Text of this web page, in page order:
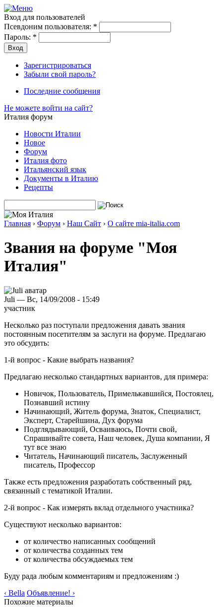
Вход для пользователей
Псевдоним пользователя: *
Пароль: *
Зарегистрироваться
Забыли свой пароль?
Последние сообщения
Не можете войти на сайт?
Италия форум
Новости Италии
Новое
Форум
Италия фото
Итальянский язык
Документы в Италию
Рецепты
Главная › Форум › Наш Сайт › О сайте mia-italia.com
Звания на форуме "Моя
Италия"
Juli — Вс, 14/09/2008 - 15:49
участник
Несколько раз поступали предложения давать звания
постоянным посетителям за заслуги на форуме. Предлагаю
это обсудить:
1-й вопрос - Какие выбрать названия?
Предлагаю несколько стандартных вариантов, для примера:
Новичок, Пользователь, Примелькавшийся, Постоялец,
Познавший истину
Начинающий, Житель форума, Знаток, Специалист,
Эксперт, Старейшина, Дух форума
Подглядывающий, Осваиваюсь, Почти свой,
Спрашивайте совета, Наш человек, Душа компании, Я
тут все знаю
Читатель, Начинающий писатель, Заслуженный
писатель, Профессор
Также есть предложения разработать собственный ряд,
связанный с тематикой Италии.
2-й вопрос - Как измерять вклад отдельного участника?
Существуют несколько вариантов:
от количество написанных сообщений
от количества созданных тем
от количества обсуждаемых тем
Буду рада любым комментариям и предложениям :)
‹ Bella Объявление! ›
Похожие материалы